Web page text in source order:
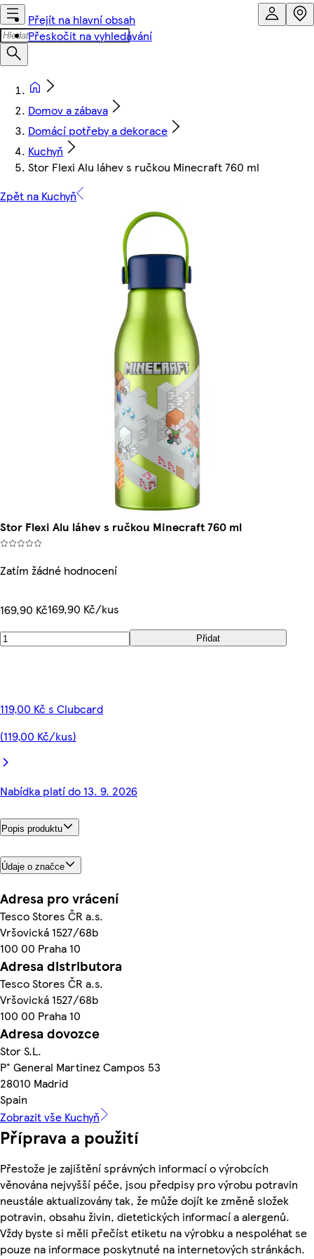
Přejít na hlavní obsah
Přeskočit na vyhledávání
Domov a zábava
Domácí potřeby a dekorace
Kuchyň
Stor Flexi Alu láhev s ručkou Minecraft 760 ml
Zpět na Kuchyň
Stor Flexi Alu láhev s ručkou Minecraft 760 ml
Zatím žádné hodnocení
169,90 Kč169,90 Kč/kus
Přidat
119,00 Kč s Clubcard
(119,00 Kč/kus)
Nabídka platí do 13. 9. 2026
Popis produktu
Údaje o značce
Adresa pro vrácení
Tesco Stores ČR a.s.
Vršovická 1527/68b
100 00 Praha 10
Adresa distributora
Tesco Stores ČR a.s.
Vršovická 1527/68b
100 00 Praha 10
Adresa dovozce
Stor S.L.
P° General Martinez Campos 53
28010 Madrid
Spain
Zobrazit vše Kuchyň
Příprava a použití
Přestože je zajištění správných informací o výrobcích
věnována nejvyšší péče, jsou předpisy pro výrobu potravin
neustále aktualizovány tak, že může dojít ke změně složek
potravin, obsahu živin, dietetických informací a alergenů.
Vždy byste si měli přečíst etiketu na výrobku a nespoléhat se
pouze na informace poskytnuté na internetových stránkách.